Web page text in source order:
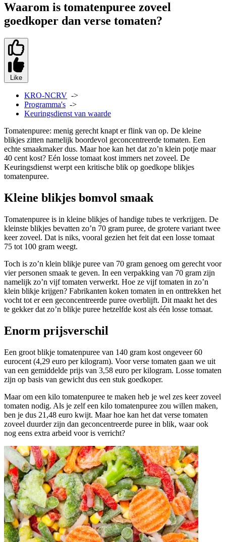
Waarom is tomatenpuree zoveel
goedkoper dan verse tomaten?
Like
KRO-NCRV ->
Programma's ->
Keuringsdienst van waarde
Tomatenpuree: menig gerecht knapt er flink van op. De kleine
blikjes zitten namelijk boordevol geconcentreerde tomaten. Een
echte smaakmaker dus. Maar hoe kan het dat zo’n klein potje maar
40 cent kost? Eén losse tomaat kost immers net zoveel. De
Keuringsdienst werpt een kritische blik op goedkope blikjes
tomatenpuree.
Kleine blikjes bomvol smaak
Tomatenpuree is in kleine blikjes of handige tubes te verkrijgen. De
kleinste blikjes bevatten zo’n 70 gram puree, de grotere variant twee
keer zoveel. Dat is niks, vooral gezien het feit dat een losse tomaat
75 tot 100 gram weegt.
Toch is zo’n klein blikje puree van 70 gram genoeg om gerecht voor
vier personen smaak te geven. In een verpakking van 70 gram zijn
namelijk zo’n vijf tomaten verwerkt. Hoe ze vijf tomaten in zo’n
klein blikje krijgen? Fabrikanten koken tomaten in en onttrekken het
vocht tot er een geconcentreerde puree overblijft. Dit maakt het des
te gekker dat zo’n blikje puree hetzelfde kost als één losse tomaat.
Enorm prijsverschil
Een groot blikje tomatenpuree van 140 gram kost ongeveer 60
eurocent (4,29 euro per kilogram). Voor verse tomaten gaan we uit
van een gemiddelde prijs van 3,58 euro per kilogram. Losse tomaten
zijn op basis van gewicht dus een stuk goedkoper.
Maar om een kilo tomatenpuree te maken heb je wel zes keer zoveel
tomaten nodig. Als je zelf een kilo tomatenpuree zou willen maken,
ben je dus 21,48 euro kwijt. Maar hoe kan het dat verse tomaten
zoveel duurder zijn dan geconcentreerde puree in blik, waar ook
nog eens extra arbeid voor is verricht?